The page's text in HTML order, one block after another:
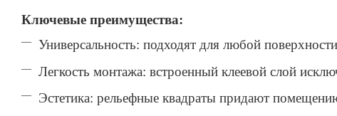
Ключевые преимущества:
Универсальность: подходят для любой
Легкость монтажа: встроенный клеевой слой
Эстетика: рельефные квадраты придают